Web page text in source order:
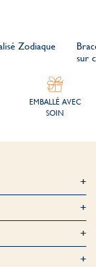
Zodiaque
sur
EMBALLÉ AVEC
SOIN